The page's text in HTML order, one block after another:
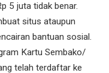
5 juta tidak benar.
situs ataupun
bantuan sosial.
Kartu Sembako/
telah terdaftar ke